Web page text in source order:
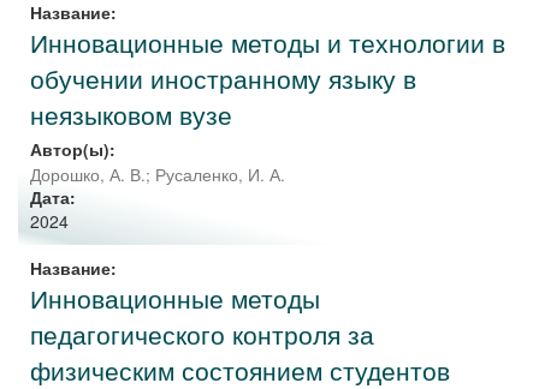
Название:
Инновационные методы и технологии в
обучении иностранному языку в
неязыковом вузе
Автор(ы):
Дорошко, А. В.; Русаленко, И. А.
Дата:
2024
Название:
Инновационные методы
педагогического контроля за
физическим состоянием студентов